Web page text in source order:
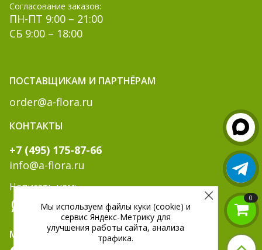
Согласование заказов:
ПН-ПТ 9:00 – 21:00
СБ 9:00 – 18:00
ПОСТАВЩИКАМ И ПАРТНЁРАМ
order@a-flora.ru
КОНТАКТЫ
+7 (495) 175-87-66
info@a-flora.ru
Написать нам:
МЫ В СОЦ. СЕТЯХ:
0
Мы используем файлы куки (cookie) и
сервис Яндекс-Метрику для
улучшения работы сайта, анализа
трафика.